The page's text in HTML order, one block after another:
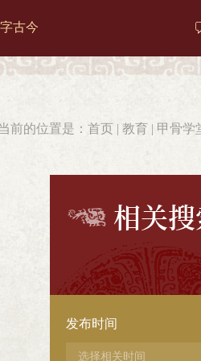
古今
前的位置是： 首页 | 教育 | 甲骨学
相关
发布时间